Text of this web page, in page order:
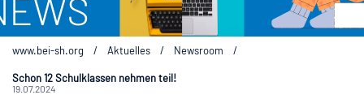
www.bei-sh.org / Aktuelles / Newsroom /
Schon 12 Schulklassen nehmen teil!
19.07.2024